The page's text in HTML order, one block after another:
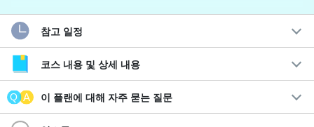
이시가키 최장 '미야라강' 맹그로브 카약 투어
천연기념물로 국가 문화재로 지정된 맹그로브의 강 '미야라강'을 카
누로 크루징하는 플랜입니다.
참고 일정
코스 내용 및 상세 내용
이 플랜에 대해 자주 묻는 질문